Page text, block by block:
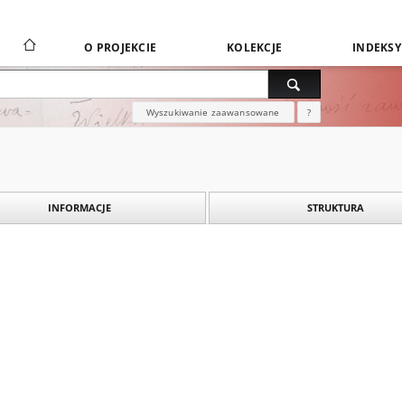
O PROJEKCIE KOLEKCJE INDEKSY
Wyszukiwanie zaawansowane ?
INFORMACJE STRUKTURA